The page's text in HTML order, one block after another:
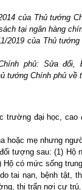
của Thủ tướng
tại ngân hàng
2019 của Thủ
phủ: Sửa
tướng Chính phủ
trường đại học,
hoặc mẹ nhưng
tượng sau: (1) Hộ
có mức sống
tai nạn, bệnh tật,
thị trấn nơi cư trú.